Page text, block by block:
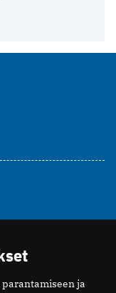
ja